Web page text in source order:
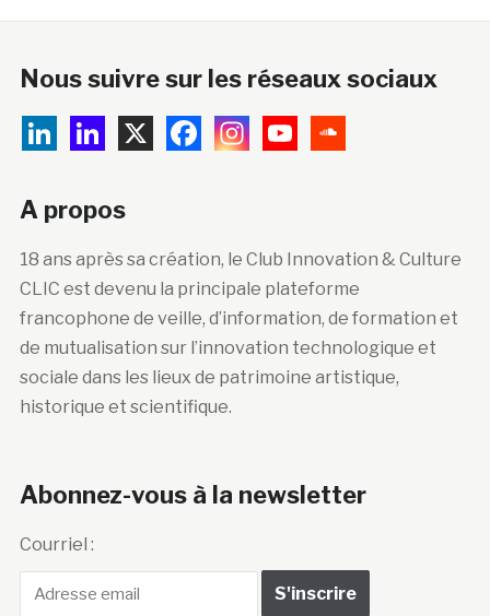
Nous suivre sur les réseaux sociaux
A propos
18 ans après sa création, le Club Innovation & Culture
CLIC est devenu la principale plateforme
francophone de veille, d’information, de formation et
de mutualisation sur l’innovation technologique et
sociale dans les lieux de patrimoine artistique,
historique et scientifique.
Abonnez-vous à la newsletter
Courriel :